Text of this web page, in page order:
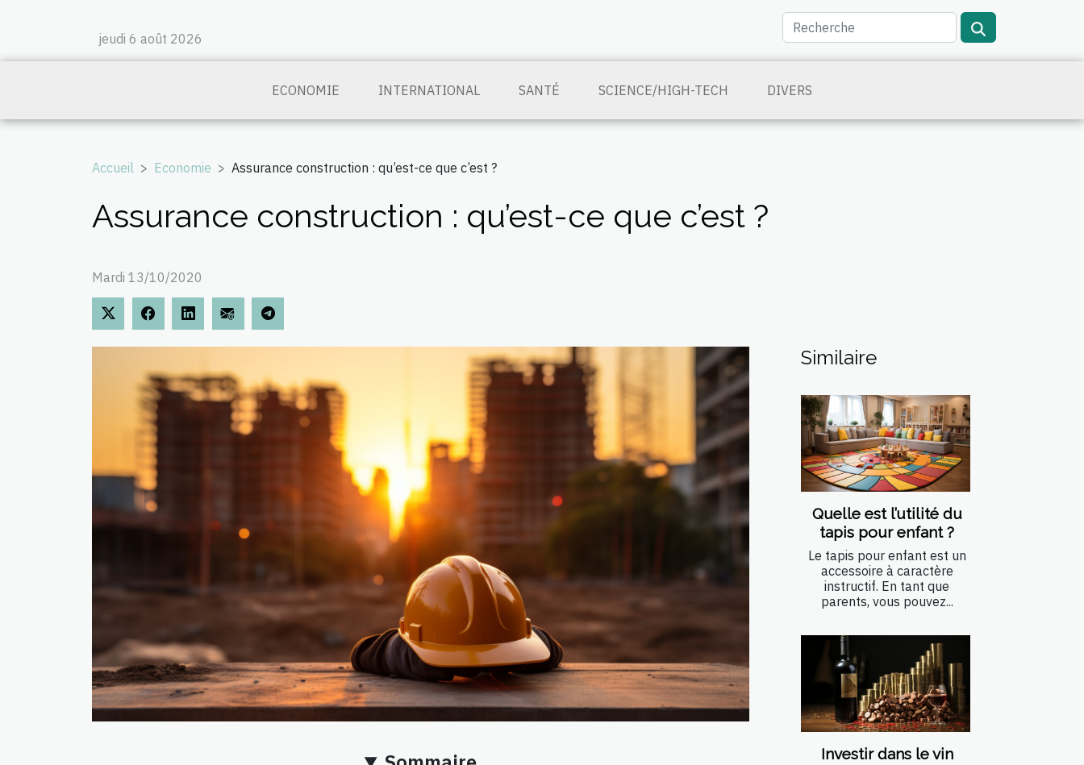
jeudi 6 août 2026
ECONOMIE INTERNATIONAL SANTÉ SCIENCE/HIGH-TECH DIVERS
Accueil Economie Assurance construction : qu’est-ce que c’est ?
Assurance construction : qu’est-ce que c’est ?
Mardi 13/10/2020
Similaire
Quelle est l’utilité du
tapis pour enfant ?
Le tapis pour enfant est un
accessoire à caractère
instructif. En tant que
parents, vous pouvez...
Investir dans le vin